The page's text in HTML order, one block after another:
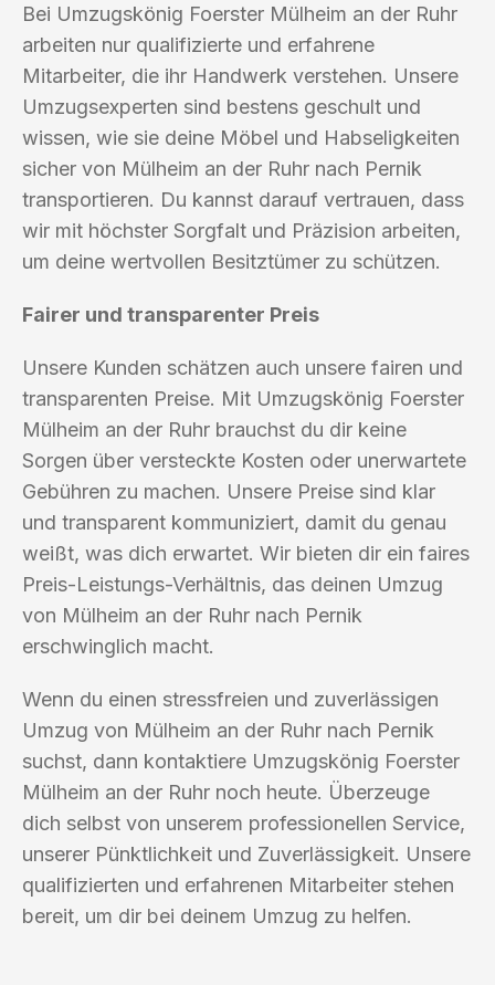
Bei Umzugskönig Foerster Mülheim an der Ruhr
arbeiten nur qualifizierte und erfahrene
Mitarbeiter, die ihr Handwerk verstehen. Unsere
Umzugsexperten sind bestens geschult und
wissen, wie sie deine Möbel und Habseligkeiten
sicher von Mülheim an der Ruhr nach Pernik
transportieren. Du kannst darauf vertrauen, dass
wir mit höchster Sorgfalt und Präzision arbeiten,
um deine wertvollen Besitztümer zu schützen.
Fairer und transparenter Preis
Unsere Kunden schätzen auch unsere fairen und
transparenten Preise. Mit Umzugskönig Foerster
Mülheim an der Ruhr brauchst du dir keine
Sorgen über versteckte Kosten oder unerwartete
Gebühren zu machen. Unsere Preise sind klar
und transparent kommuniziert, damit du genau
weißt, was dich erwartet. Wir bieten dir ein faires
Preis-Leistungs-Verhältnis, das deinen Umzug
von Mülheim an der Ruhr nach Pernik
erschwinglich macht.
Wenn du einen stressfreien und zuverlässigen
Umzug von Mülheim an der Ruhr nach Pernik
suchst, dann kontaktiere Umzugskönig Foerster
Mülheim an der Ruhr noch heute. Überzeuge
dich selbst von unserem professionellen Service,
unserer Pünktlichkeit und Zuverlässigkeit. Unsere
qualifizierten und erfahrenen Mitarbeiter stehen
bereit, um dir bei deinem Umzug zu helfen.